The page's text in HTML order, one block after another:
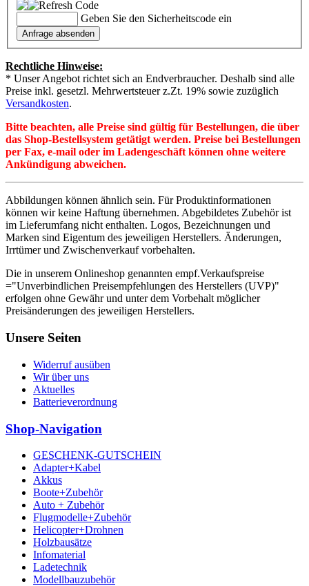
Geben Sie den Sicherheitscode ein
Rechtliche Hinweise:
* Unser Angebot richtet sich an Endverbraucher. Deshalb sind alle
Preise inkl. gesetzl. Mehrwertsteuer z.Zt. 19% sowie zuzüglich
Versandkosten.
Bitte beachten, alle Preise sind gültig für Bestellungen, die über
das Shop-Bestellsystem getätigt werden. Preise bei Bestellungen
per Fax, e-mail oder im Ladengeschäft können ohne weitere
Ankündigung abweichen.
Abbildungen können ähnlich sein. Für Produktinformationen
können wir keine Haftung übernehmen. Abgebildetes Zubehör ist
im Lieferumfang nicht enthalten. Logos, Bezeichnungen und
Marken sind Eigentum des jeweiligen Herstellers. Änderungen,
Irrtümer und Zwischenverkauf vorbehalten.
Die in unserem Onlineshop genannten empf.Verkaufspreise
="Unverbindlichen Preisempfehlungen des Herstellers (UVP)"
erfolgen ohne Gewähr und unter dem Vorbehalt möglicher
Preisänderungen des jeweiligen Herstellers.
Unsere Seiten
Widerruf ausüben
Wir über uns
Aktuelles
Batterieverordnung
Shop-Navigation
GESCHENK-GUTSCHEIN
Adapter+Kabel
Akkus
Boote+Zubehör
Auto + Zubehör
Flugmodelle+Zubehör
Helicopter+Drohnen
Holzbausätze
Infomaterial
Ladetechnik
Modellbauzubehör